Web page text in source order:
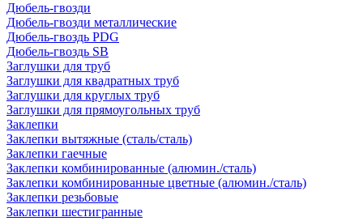
Дюбель-гвозди
Дюбель-гвозди металлические
Дюбель-гвоздь PDG
Дюбель-гвоздь SB
Заглушки для труб
Заглушки для квадратных труб
Заглушки для круглых труб
Заглушки для прямоугольных труб
Заклепки
Заклепки вытяжные (сталь/сталь)
Заклепки гаечные
Заклепки комбинированные (алюмин./сталь)
Заклепки комбинированные цветные (алюмин./сталь)
Заклепки резьбовые
Заклепки шестигранные